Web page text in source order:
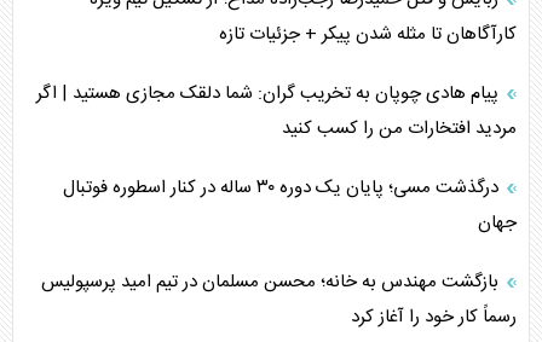
کارآگاهان تا مثله شدن پیکر + جزئیات تازه
پیام هادی چوپان به تخریب گران: شما دلقک مجازی هستید | اگر
مردید افتخارات من را کسب کنید
درگذشت مسی؛ پایان یک دوره ۳۰ ساله در کنار اسطوره فوتبال
جهان
بازگشت مهندس به خانه؛ محسن مسلمان در تیم امید پرسپولیس
رسماً کار خود را آغاز کرد